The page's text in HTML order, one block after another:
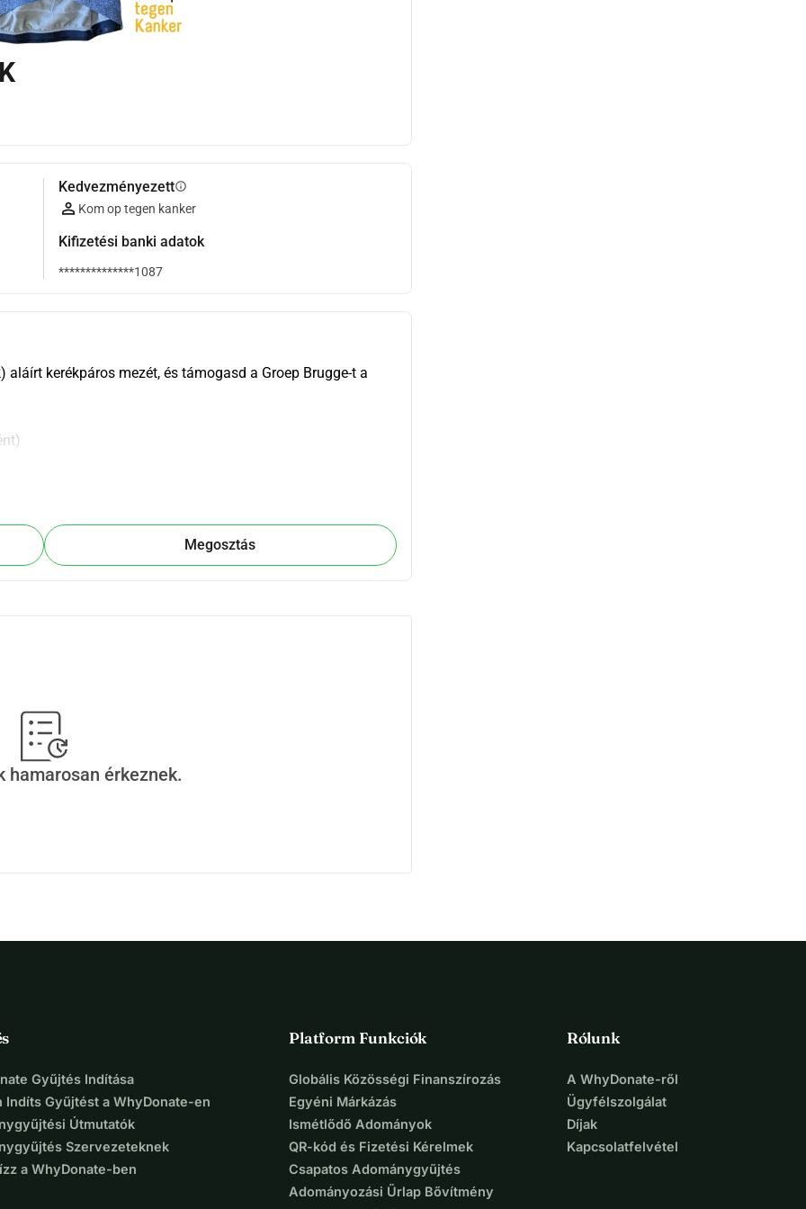
Kedvezményezettinfo
Kom op tegen kanker
Kifizetési banki adatok
**************1087
aláírt kerékpáros mezét, és támogasd a Groep Brugge-t a
(ártatlan kéz által).
Megosztás
hamarosan érkeznek.
Gyűjtés Indítása
Indíts Gyűjtést a WhyDonate-en
Útmutatók
Szervezeteknek
a WhyDonate-ben
Platform Funkciók
Globális Közösségi Finanszírozás
Egyéni Márkázás
Ismétlődő Adományok
QR-kód és Fizetési Kérelmek
Csapatos Adománygyűjtés
Adományozási Űrlap Bővítmény
Rólunk
A WhyDonate-ről
Ügyfélszolgálat
Díjak
Kapcsolatfelvétel